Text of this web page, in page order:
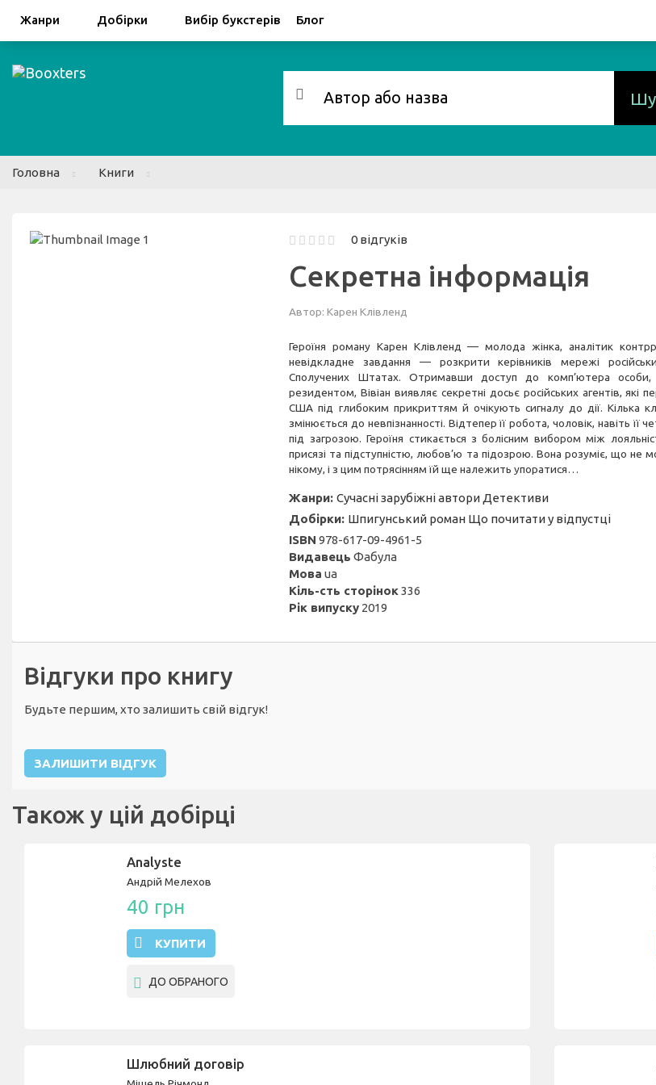
Жанри Добірки Вибір букстерів Блог
FacebookGoogle
Головна Книги
0 відгуків
Секретна інформація
Автор:Карен Клівленд
Героїня роману Карен Клівленд — молода жінка, аналітик
невідкладне завдання — розкрити керівників мережі
Сполучених Штатах. Отримавши доступ до комп’ютера
резидентом, Вівіан виявляє секретні досьє російських агентів, які
США під глибоким прикриттям й очікують сигналу до дії. Кілька
змінюється до невпізнанності. Відтепер її робота, чоловік, навіть її
під загрозою. Героїня стикається з болісним вибором між
присязі та підступністю, любов’ю та підозрою. Вона розуміє, що не
нікому, і з цим потрясінням їй ще належить упоратися…
Жанри:Сучасні зарубіжні автори Детективи
Добірки: Шпигунський роман Що почитати у відпустці
ISBN 978-617-09-4961-5
Видавець Фабула
Мова ua
Кіль-сть сторінок336
Рік випуску 2019
Відгуки про книгу
Будьте першим, хто залишить свій відгук!
ЗАЛИШИТИ ВІДГУК
Також у цій добірці
Аnalyste
Андрій Мелехов
40 грн
КУПИТИ
ДО ОБРАНОГО
Шлюбний договір